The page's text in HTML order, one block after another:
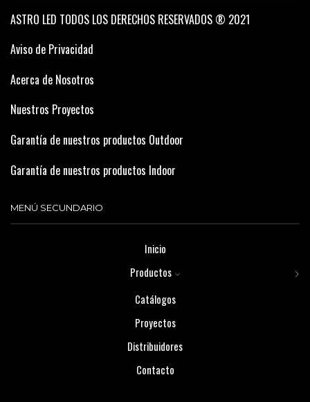
ASTRO LED TODOS LOS DERECHOS RESERVADOS ® 2021
Aviso de Privacidad
Acerca de Nosotros
Nuestros Proyectos
Garantía de nuestros productos Outdoor
Garantía de nuestros productos Indoor
MENÚ SECUNDARIO
Inicio
Productos
Catálogos
Proyectos
Distribuidores
Contacto